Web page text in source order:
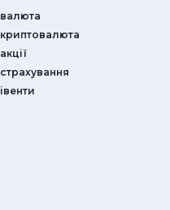
валюта
криптовалюта
акції
страхування
iвенти